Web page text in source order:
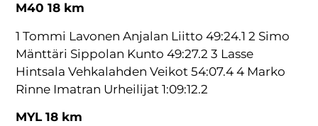
M40 18 km
1 Tommi Lavonen Anjalan Liitto 49:24.1 2 Simo
Mänttäri Sippolan Kunto 49:27.2 3 Lasse
Hintsala Vehkalahden Veikot 54:07.4 4 Marko
Rinne Imatran Urheilijat 1:09:12.2
MYL 18 km